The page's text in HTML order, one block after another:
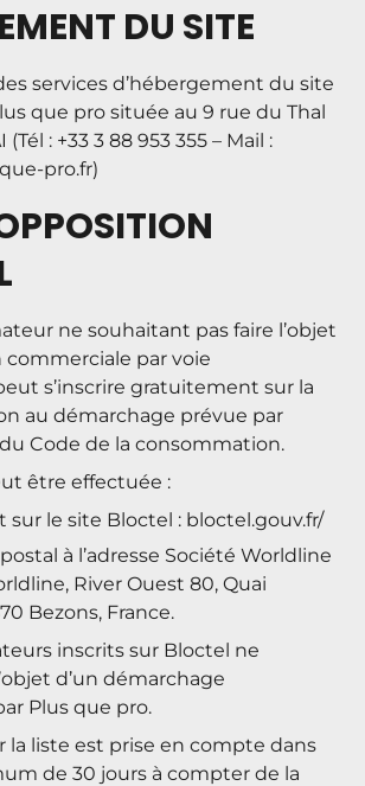
DU SITE
services d’hébergement du site
que pro située au 9 rue du Thal
(Tél : +33 3 88 953 355 – Mail :
pro.fr)
ne souhaitant pas faire l’objet
par voie
s’inscrire gratuitement sur la
au démarchage prévue par
du Code de la consommation.
être effectuée :
le site Bloctel : bloctel.gouv.fr/
à l’adresse Société Worldline
River Ouest 80, Quai
Bezons, France.
inscrits sur Bloctel ne
d’un démarchage
Plus que pro.
la liste est prise en compte dans
de 30 jours à compter de la